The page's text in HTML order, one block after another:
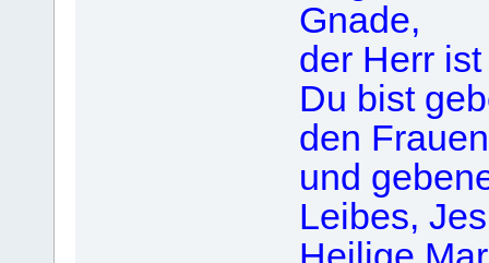
Gnade,
der Herr
Du bist
den
und
Leibes,